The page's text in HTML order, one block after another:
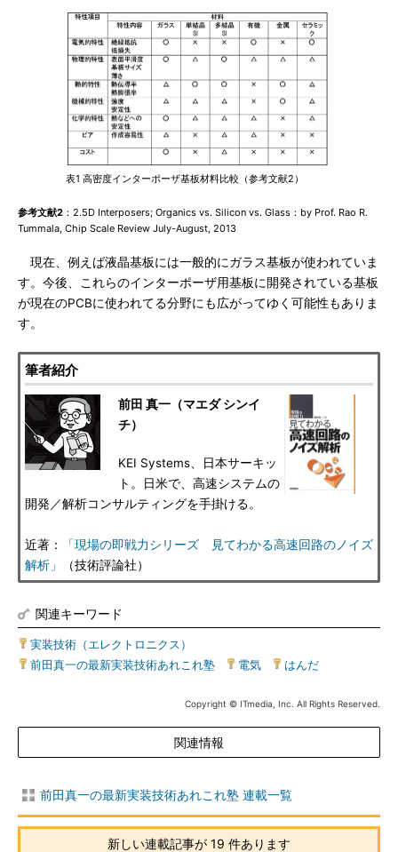
表1 高密度インターポーザ基板材料比較（参考文献2）
参考文献2 ：2.5D Interposers; Organics vs. Silicon vs. Glass：by Prof. Rao R.
Tummala, Chip Scale Review July-August, 2013
現在、例えば液晶基板には一般的にガラス基板が使われていま
す。今後、これらのインターポーザ用基板に開発されている基板
が現在のPCBに使われてる分野にも広がってゆく可能性もありま
す。
筆者紹介
前田 真一（マエダ シンイ
チ）
KEI Systems、日本サーキッ
ト。日米で、高速システムの
開発／解析コンサルティングを手掛ける。
近著：
「現場の即戦力シリーズ 見てわかる高速回路のノイズ
解析」
（技術評論社）
関連キーワード
実装技術（エレクトロニクス）
前田真一の最新実装技術あれこれ塾
電気 はんだ
Copyright © ITmedia, Inc. All Rights Reserved.
関連情報
前田真一の最新実装技術あれこれ塾 連載一覧
新しい連載記事が 19 件あります